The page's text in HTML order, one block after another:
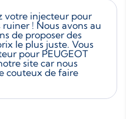
votre injecteur pour
ruiner ! Nous avons au
de proposer des
le plus juste. Vous
pour PEUGEOT
site car nous
couteux de faire